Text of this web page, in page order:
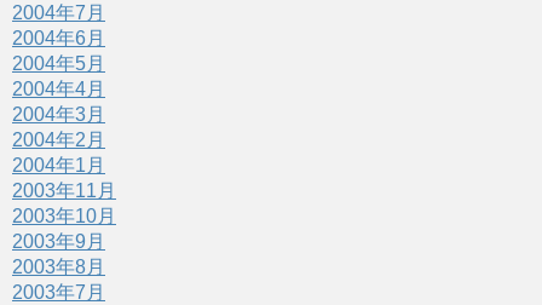
2004年7月
2004年6月
2004年5月
2004年4月
2004年3月
2004年2月
2004年1月
2003年11月
2003年10月
2003年9月
2003年8月
2003年7月